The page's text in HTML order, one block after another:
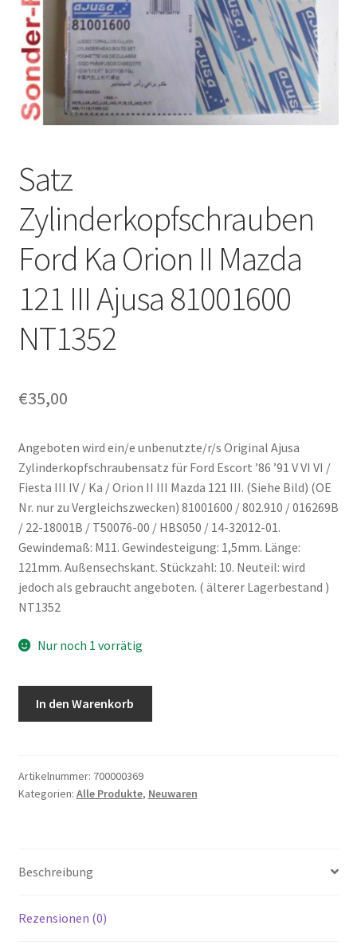
Satz
Zylinderkopfschrauben
Ford Ka Orion II Mazda
121 III Ajusa 81001600
NT1352
€35,00
Angeboten wird ein/e unbenutzte/r/s Original Ajusa
Zylinderkopfschraubensatz für Ford Escort ’86 ’91 V VI VI /
Fiesta III IV / Ka / Orion II III Mazda 121 III. (Siehe Bild) (OE
Nr. nur zu Vergleichszwecken) 81001600 / 802.910 / 016269B
/ 22-18001B / T50076-00 / HBS050 / 14-32012-01.
Gewindemaß: M11. Gewindesteigung: 1,5mm. Länge:
121mm. Außensechskant. Stückzahl: 10. Neuteil: wird
jedoch als gebraucht angeboten. ( älterer Lagerbestand )
NT1352
Nur noch 1 vorrätig
Orion
II
Ajusa
NT1352
In den Warenkorb
Artikelnummer: 700000369
Kategorien: Alle Produkte, Neuwaren
Beschreibung
Rezensionen (0)